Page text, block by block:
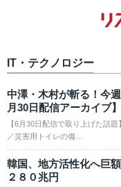
IT・テクノロジー
中澤・木村が斬る！今
月30日配信アーカイブ】
【6月30日配信で取り上げた話
／災害用トイレの備…
韓国、地方活性化へ巨
２８０兆円